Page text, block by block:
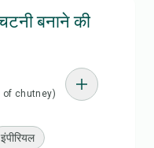
बनाने की
of chutney)
इंपीरियल